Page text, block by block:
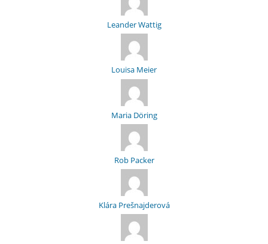
Leander Wattig
Louisa Meier
Maria Döring
Rob Packer
Klára Prešnajderová